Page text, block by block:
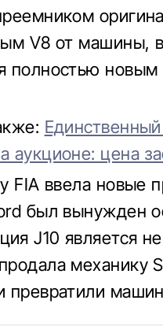
V8 от машины,
полностью
аукционе: цена
FIA ввела новые
был вынужден
J10 является
механику
превратили